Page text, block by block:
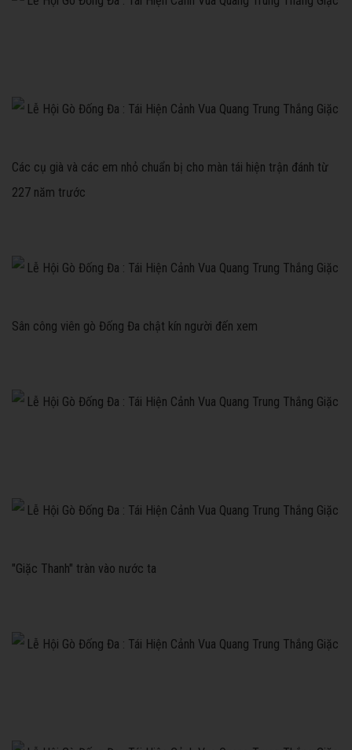
Các cụ già và các em nhỏ chuẩn bị cho màn tái hiện trận đánh từ
227 năm trước
Sân công viên gò Đống Đa chật kín người đến xem
"Giặc Thanh" tràn vào nước ta